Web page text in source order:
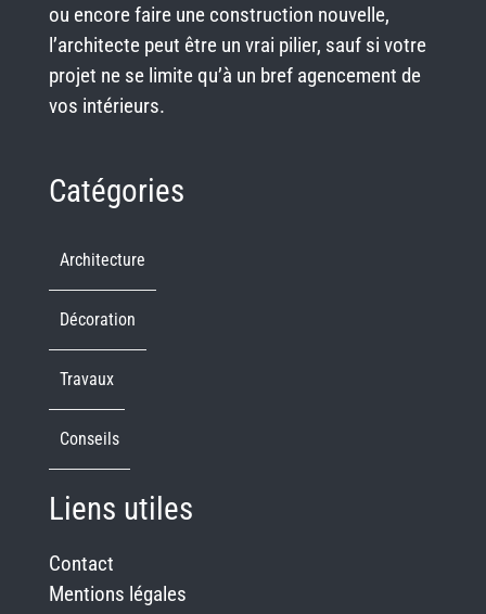
ou encore faire une construction nouvelle,
l’architecte peut être un vrai pilier, sauf si votre
projet ne se limite qu’à un bref agencement de
vos intérieurs.
Catégories
Architecture
Décoration
Travaux
Conseils
Liens utiles
Contact
Mentions légales